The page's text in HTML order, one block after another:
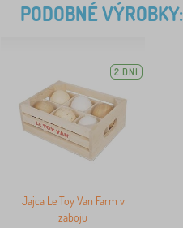
PODOBNÉ VÝROBKY:
2 DNI
Jajca Le Toy Van Farm v
zaboju